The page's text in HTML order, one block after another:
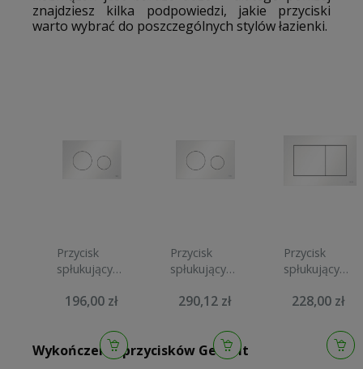
znajdziesz kilka podpowiedzi, jakie przyciski
warto wybrać do poszczególnych stylów łazienki.
Przycisk
spłukujący
biały
196,00 zł
Przycisk
spłukujący
biały matowy
290,12 zł
Przycisk
spłukujący
biały
228,00 zł
Wykończenia przycisków Geberit